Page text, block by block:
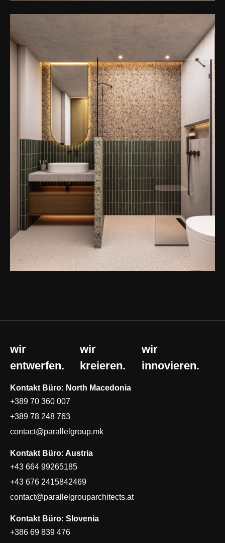
wir
entwerfen.
wir
kreieren.
wir
innovieren.
Kontakt Büro: North Macedonia
+389 70 360 007
+389 78 248 763
contact@parallelgroup.mk
Kontakt Büro: Austria
+43 664 99265185
+43 676 2415842469
contact@parallelgrouparchitects.at
Kontakt Büro: Slovenia
+386 69 839 476